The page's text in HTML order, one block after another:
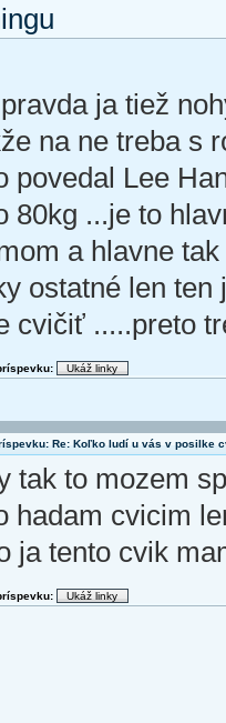
ja tiež
na ne treba s
povedal Lee
80kg ...je to
a hlavne
ostatné len ten
cvičiť .....preto
Re: Koľko ludí u vás v posilke
tak to mozem
hadam cvicim
ja tento cvik